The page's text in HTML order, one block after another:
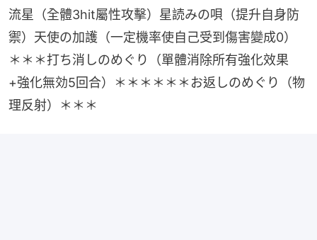
流星（全體3hit屬性攻擊）星読みの唄（提升自身防
禦）天使の加護（一定機率使自己受到傷害變成0）
＊＊＊打ち消しのめぐり（單體消除所有強化效果
+強化無効5回合）＊＊＊＊＊＊お返しのめぐり（物
理反射）＊＊＊